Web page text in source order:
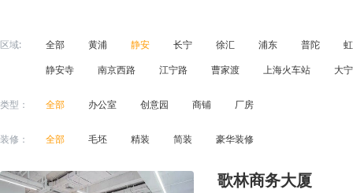
区域: 全部 黄浦 静安 长宁 徐汇 浦东 普陀
静安寺
南京西路 江宁路 曹家渡 上海火车站 大宁
类型： 全部 办公室 创意园 商铺 厂房
装修： 全部 毛坯 精装 简装 豪华装修
歌林商务大厦